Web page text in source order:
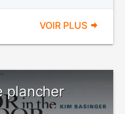
VOIR PLUS
plancher